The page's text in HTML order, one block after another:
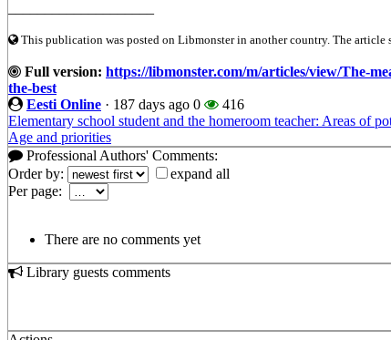
This publication was posted on Libmonster in another country. The article
Full version: https://libmonster.com/m/articles/view/The-
the-best
Eesti Online · 187 days ago 0
416
Elementary school student and the homeroom teacher: Areas of
Age and priorities
Professional Authors' Comments:
Order by:
expand all
Per page:
There are no comments yet
Library guests comments